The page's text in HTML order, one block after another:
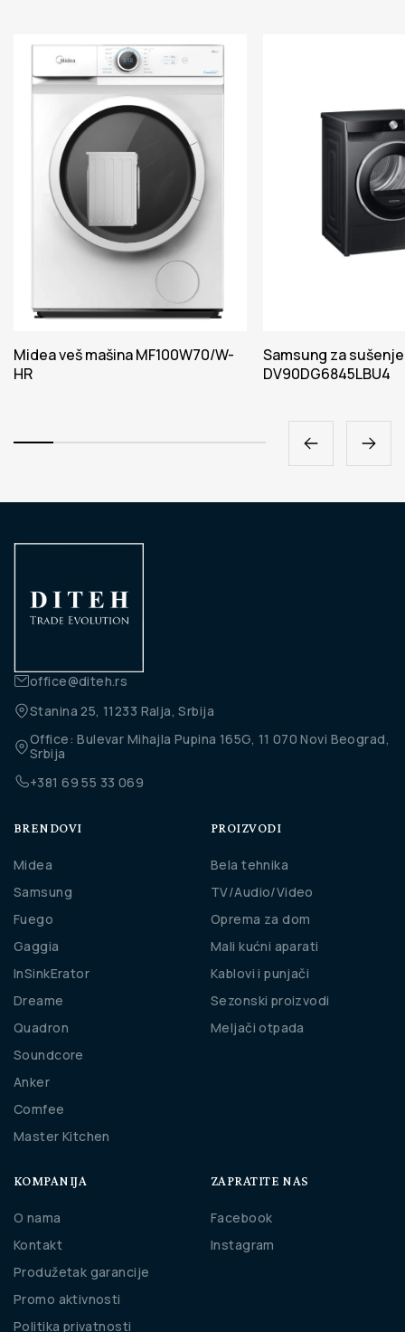
Midea veš mašina MF100W70/W-
HR
Samsung za
DV90DG6845LBU4
office@diteh.rs
Stanina 25, 11233 Ralja, Srbija
Office: Bulevar Mihajla Pupina 165G, 11 070 Novi Beograd,
Srbija
+381 69 55 33 069
BRENDOVI
Midea
Samsung
Fuego
Gaggia
InSinkErator
Dreame
Quadron
Soundcore
Anker
Comfee
Master Kitchen
PROIZVODI
Bela tehnika
TV/Audio/Video
Oprema za dom
Mali kućni aparati
Kablovi i punjači
Sezonski proizvodi
Meljači otpada
KOMPANIJA
O nama
Kontakt
Produžetak garancije
Promo aktivnosti
Politika privatnosti
ZAPRATITE NAS
Facebook
Instagram